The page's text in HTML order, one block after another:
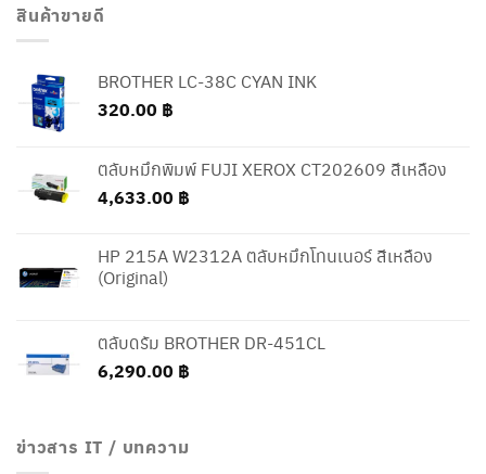
สินค้าขายดี
BROTHER LC-38C CYAN INK
320.00 ฿
ตลับหมึกพิมพ์ FUJI XEROX CT202609 สีเหลือง
4,633.00 ฿
HP 215A W2312A ตลับหมึกโทนเนอร์ สีเหลือง
(Original)
ตลับดรัม BROTHER DR-451CL
6,290.00 ฿
ข่าวสาร IT / บทความ